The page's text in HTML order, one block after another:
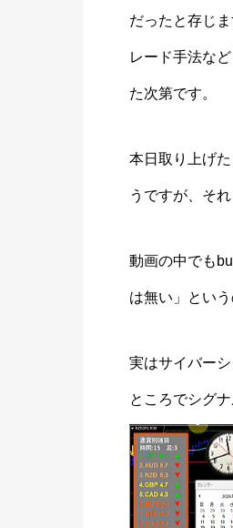
だったと存じ
レード手法な
た次第です。
本日取り上げ
うですが、そ
動画の中でも
は無い」とい
実はサイバー
ところでシグ